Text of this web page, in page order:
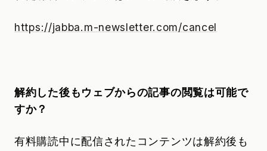
https://jabba.m-newsletter.com/cancel
解約した後もウェブからの記事の閲覧は可能で
すか？
有料購読中に配信されたコンテンツは解約後も